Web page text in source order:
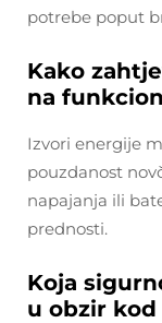
potrebe poput
Kako
na
Izvori energije
pouzdanost
napajanja ili
prednosti.
Koja
u obzir kod